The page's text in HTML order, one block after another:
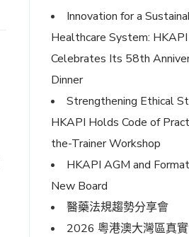
Innovation for a
Healthcare System: HKAPI
Celebrates Its 58th
Dinner
Strengthening Ethical
HKAPI Holds Code of
the-Trainer Workshop
HKAPI AGM and
New Board
醫藥法規趨勢分享會
2026 粵港澳大灣區真